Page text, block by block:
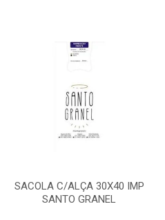
SACOLA C/ALÇA 30X40 IMP
SANTO GRANEL